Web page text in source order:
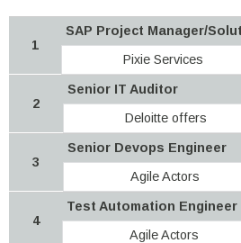
1
SAP Project Manager/
Pixie Services
2
Senior IT Auditor
Deloitte offers
3
Senior Devops Engineer
Agile Actors
4
Test Automation Engineer
Agile Actors